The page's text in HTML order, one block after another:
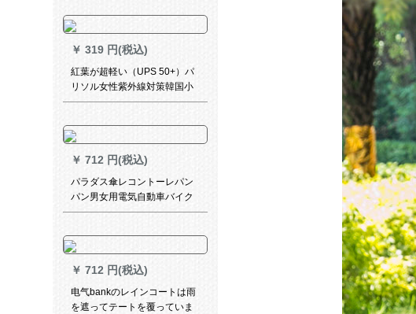
ます。
￥ 319 円(税込)
紅葉が超軽い（UPS 50+）パ
リソル女性紫外線対策韓国小
清新晴雨兼用傘のささぎ-水色
￥ 712 円(税込)
パラダス傘レコントーレパン
パン男女用電気自動車バイク
レースレース2 A特蔵青XLコ
￥ 712 円(税込)
电气bankのレインコートは雨
を遮ってテートを覆っていま